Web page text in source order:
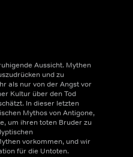
Aussicht. Mythen
und zu
als nur von der Angst vor
Kultur über den Tod
In dieser letzten
Mythos von Antigone,
um ihren toten Bruder zu
vorkommen, und wir
für die Untoten.